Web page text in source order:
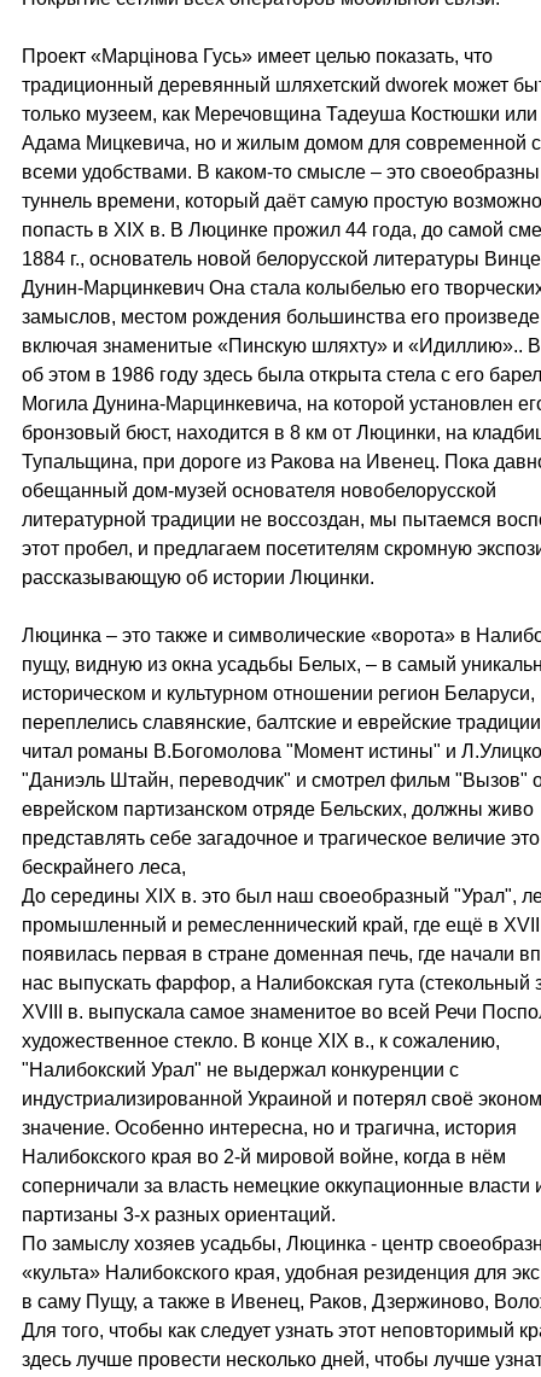
Проект «Марцiнова Гусь» имеет целью показать, что
традиционный деревянный шляхетский dworek может
только музеем, как Меречовщина Тадеуша Костюшки или
Адама Мицкевича, но и жилым домом для современной
всеми удобствами. В каком-то смысле – это
туннель времени, который даёт самую простую
попасть в XIХ в. В Люцинке прожил 44 года, до самой
1884 г., основатель новой белорусской литературы
Дунин-Марцинкевич Она стала колыбелью его
замыслов, местом рождения большинства его
включая знаменитые «Пинскую шляхту» и «Идиллию»..
об этом в 1986 году здесь была открыта стела с его
Могила Дунина-Марцинкевича, на которой установлен
бронзовый бюст, находится в 8 км от Люцинки, на
Тупальщина, при дороге из Ракова на Ивенец. Пока
обещанный дом-музей основателя новобелорусской
литературной традиции не воссоздан, мы пытаемся
этот пробел, и предлагаем посетителям скромную
рассказывающую об истории Люцинки.
Люцинка – это также и символические «ворота» в
пущу, видную из окна усадьбы Белых, – в самый
историческом и культурном отношении регион Беларуси,
переплелись славянские, балтские и еврейские
читал романы В.Богомолова "Момент истины" и
"Даниэль Штайн, переводчик" и смотрел фильм "Вызов"
еврейском партизанском отряде Бельских, должны живо
представлять себе загадочное и трагическое величие
бескрайнего леса,
До середины ХIХ в. это был наш своеобразный "Урал",
промышленный и ремесленнический край, где ещё в
появилась первая в стране доменная печь, где начали
нас выпускать фарфор, а Налибокская гута (стекольный
XVIII в. выпускала самое знаменитое во всей Речи
художественное стекло. В конце ХIХ в., к сожалению,
"Налибокский Урал" не выдержал конкуренции с
индустриализированной Украиной и потерял своё
значение. Особенно интересна, но и трагична, история
Налибокского края во 2-й мировой войне, когда в нём
соперничали за власть немецкие оккупационные власти
партизаны 3-х разных ориентаций.
По замыслу хозяев усадьбы, Люцинка - центр
«культа» Налибокского края, удобная резиденция для
в саму Пущу, а также в Ивенец, Раков, Дзержиново,
Для того, чтобы как следует узнать этот неповторимый
здесь лучше провести несколько дней, чтобы лучше